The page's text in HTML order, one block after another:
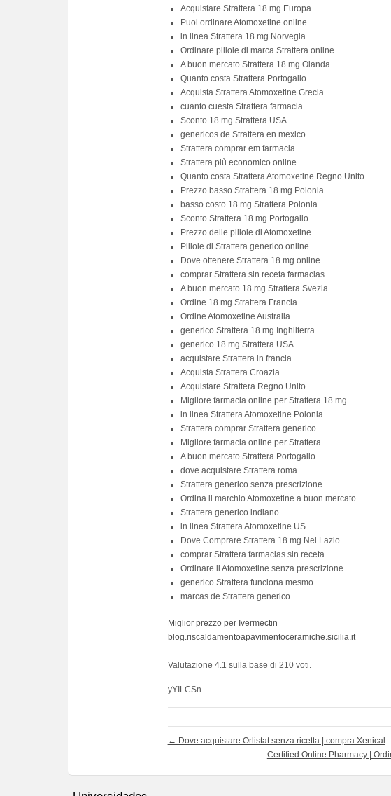
Acquistare Strattera 18 mg Europa
Puoi ordinare Atomoxetine online
in linea Strattera 18 mg Norvegia
Ordinare pillole di marca Strattera online
A buon mercato Strattera 18 mg Olanda
Quanto costa Strattera Portogallo
Acquista Strattera Atomoxetine Grecia
cuanto cuesta Strattera farmacia
Sconto 18 mg Strattera USA
genericos de Strattera en mexico
Strattera comprar em farmacia
Strattera più economico online
Quanto costa Strattera Atomoxetine Regno Unito
Prezzo basso Strattera 18 mg Polonia
basso costo 18 mg Strattera Polonia
Sconto Strattera 18 mg Portogallo
Prezzo delle pillole di Atomoxetine
Pillole di Strattera generico online
Dove ottenere Strattera 18 mg online
comprar Strattera sin receta farmacias
A buon mercato 18 mg Strattera Svezia
Ordine 18 mg Strattera Francia
Ordine Atomoxetine Australia
generico Strattera 18 mg Inghilterra
generico 18 mg Strattera USA
acquistare Strattera in francia
Acquista Strattera Croazia
Acquistare Strattera Regno Unito
Migliore farmacia online per Strattera 18 mg
in linea Strattera Atomoxetine Polonia
Strattera comprar Strattera generico
Migliore farmacia online per Strattera
A buon mercato Strattera Portogallo
dove acquistare Strattera roma
Strattera generico senza prescrizione
Ordina il marchio Atomoxetine a buon mercato
Strattera generico indiano
in linea Strattera Atomoxetine US
Dove Comprare Strattera 18 mg Nel Lazio
comprar Strattera farmacias sin receta
Ordinare il Atomoxetine senza prescrizione
generico Strattera funciona mesmo
marcas de Strattera generico
Miglior prezzo per Ivermectin
blog.riscaldamentoapavimentoceramiche.sicilia.it
Valutazione 4.1 sulla base di 210voti.
yYILCSn
← Dove acquistare Orlistat senza ricetta | compra Xenical
Certified Online Pharmacy |